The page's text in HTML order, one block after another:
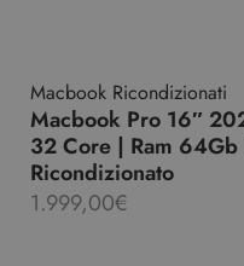
Macbook Ricondizionati
Macbook Pro 16″
32 Core | Ram
Ricondizionato
1.999,00€